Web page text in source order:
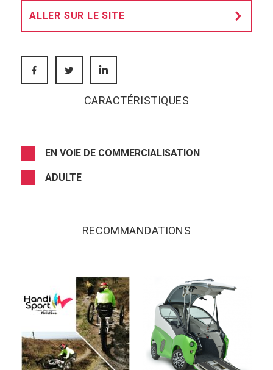
ALLER SUR LE SITE
FACEBOOKTWITTER
CARACTÉRISTIQUES
EN VOIE DE COMMERCIALISATION
ADULTE
RECOMMANDATIONS